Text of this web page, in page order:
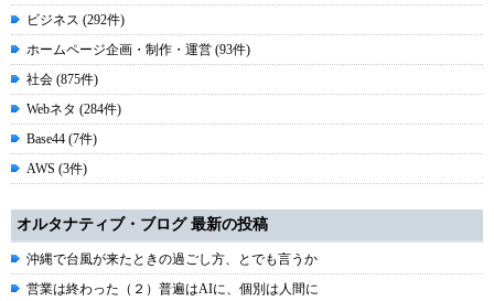
ビジネス (292件)
ホームページ企画・制作・運営 (93件)
社会 (875件)
Webネタ (284件)
Base44 (7件)
AWS (3件)
オルタナティブ・ブログ 最新の投稿
沖縄で台風が来たときの過ごし方、とでも言うか
営業は終わった（２）普遍はAIに、個別は人間に